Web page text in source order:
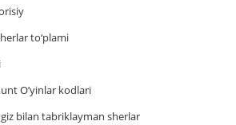
to‘plami
O’yinlar kodlari
bilan tabriklayman sherlar